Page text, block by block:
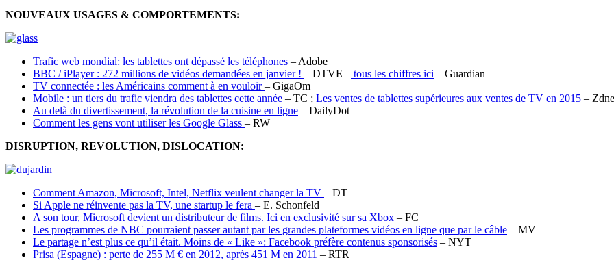
NOUVEAUX USAGES & COMPORTEMENTS:
Trafic web mondial: les tablettes ont dépassé les téléphones – Adobe
BBC / iPlayer : 272 millions de vidéos demandées en janvier ! – DTVE – tous les chiffres ici – Guardian
TV connectée : les Américains comment à en vouloir– GigaOm
Mobile : un tiers du trafic viendra des tablettes cette année – TC ; Les ventes de tablettes supérieures aux ventes de TV en 2015 –
Au delà du divertissement, la révolution de la cuisine en ligne – DailyDot
Comment les gens vont utiliser les Google Glass – RW
DISRUPTION, REVOLUTION, DISLOCATION:
Comment Amazon, Microsoft, Intel, Netflix veulent changer la TV – DT
Si Apple ne réinvente pas la TV, une startup le fera – E. Schonfeld
A son tour, Microsoft devient un distributeur de films. Ici en exclusivité sur sa Xbox – FC
Les programmes de NBC pourraient passer autant par les grandes plateformes vidéos en ligne que par le câble – MV
Le partage n’est plus ce qu’il était. Moins de « Like »: Facebook préfère contenus sponsorisés – NYT
Prisa (Espagne) : perte de 255 M € en 2012, après 451 M en 2011 – RTR